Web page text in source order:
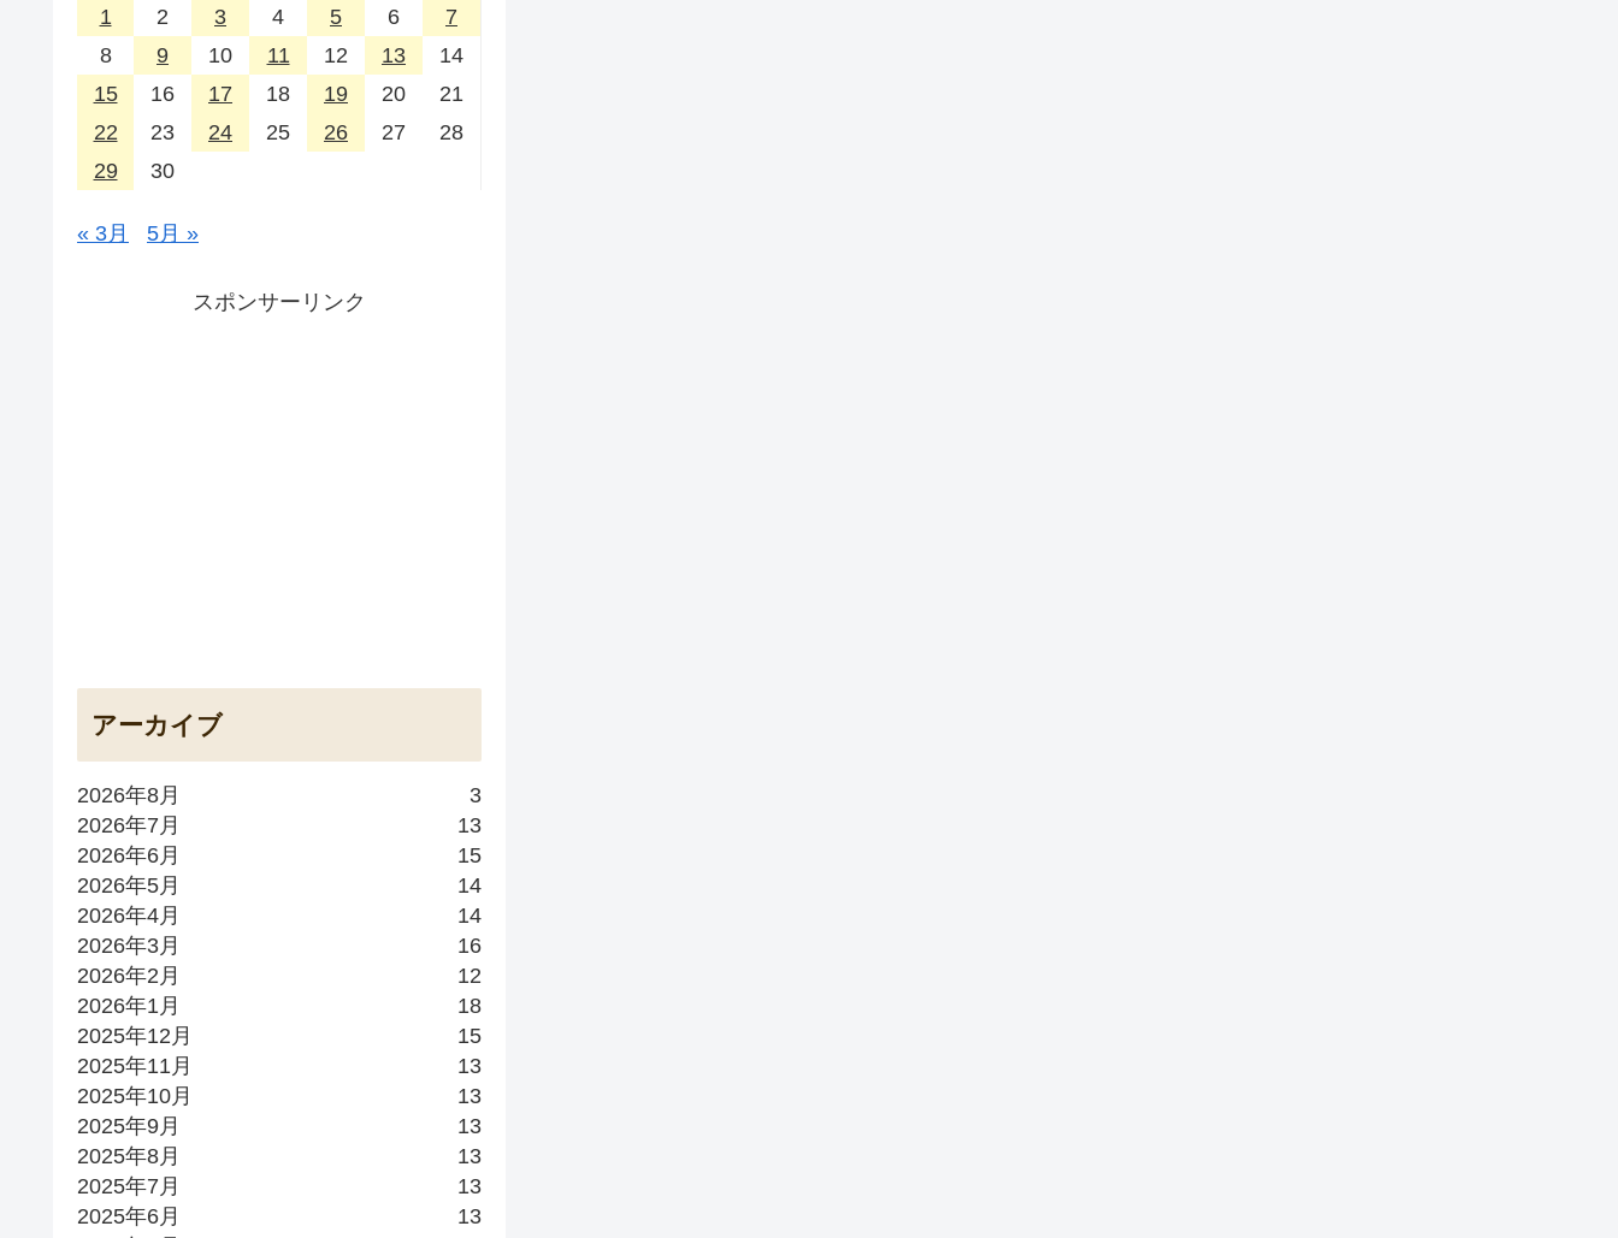
1 2 3 4 5 6
7
8
9 10 11 12 13
14
15
16 17 18 19 20
21
22
23 24 25 26 27
28
29
30
« 3月 5月 »
スポンサーリンク
アーカイブ
2026年8月
3
2026年7月
13
2026年6月
15
2026年5月
14
2026年4月
14
2026年3月
16
2026年2月
12
2026年1月
18
2025年12月
15
2025年11月
13
2025年10月
13
2025年9月
13
2025年8月
13
2025年7月
13
2025年6月
13